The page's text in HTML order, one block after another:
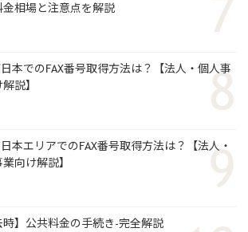
金相場と注意点を解説
本でのFAX番号取得方法は？【法人・個人事
説】
本エリアでのFAX番号取得方法は？【法人・
向け解説】
時】公共料金の手続き-完全解説